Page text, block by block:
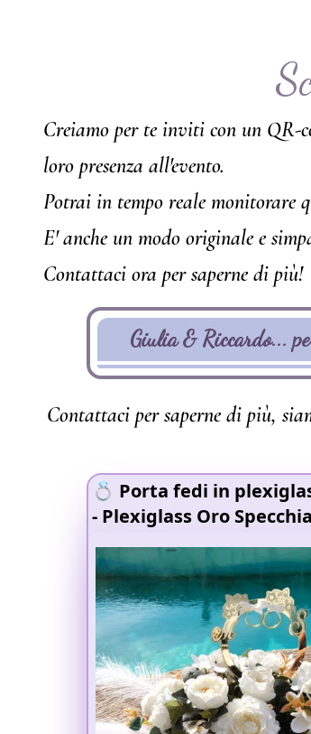
Creiamo per te inviti con un QR-
loro presenza all'evento.
Potrai in tempo reale monitorare
E' anche un modo originale e
Contattaci ora per saperne di più!
Giulia & Riccardo...
Contattaci per saperne di più,
💍 Porta fedi in
- Plexiglass Oro